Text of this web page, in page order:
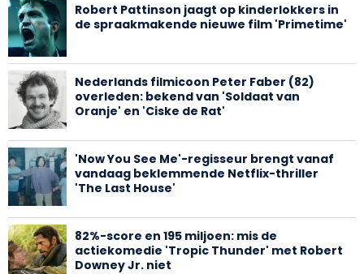
Robert Pattinson jaagt op kinderlokkers in
de spraakmakende nieuwe film 'Primetime'
Nederlands filmicoon Peter Faber (82)
overleden: bekend van 'Soldaat van
Oranje' en 'Ciske de Rat'
'Now You See Me'-regisseur brengt vanaf
vandaag beklemmende Netflix-thriller
'The Last House'
82%-score en 195 miljoen: mis de
actiekomedie 'Tropic Thunder' met Robert
Downey Jr. niet